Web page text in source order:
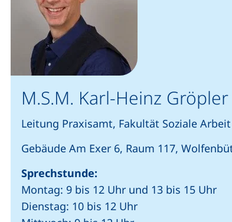
M.S.M. Karl-Heinz Gröpler
Leitung Praxisamt, Fakultät Soziale Arbeit
Gebäude Am Exer 6, Raum 117,
Sprechstunde:
Montag: 9 bis 12 Uhr und 13 bis 15 Uhr
Dienstag: 10 bis 12 Uhr